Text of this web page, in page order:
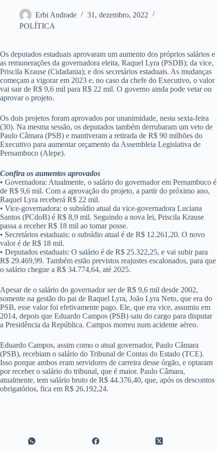
Erbi Andrade
31, dezembro, 2022
POLÍTICA
Os deputados estaduais aprovaram um aumento dos próprios salários e
as remunerações da governadora eleita, Raquel Lyra (PSDB); da vice,
Priscila Krause (Cidadania); e dos secretários estaduais. As mudanças
começam a vigorar em 2023 e, no caso da chefe do Executivo, o valor
vai sair de R$ 9,6 mil para R$ 22 mil. O governo ainda pode vetar ou
aprovar o projeto.
Os dois projetos foram aprovados por unanimidade, nesta sexta-feira
(30). Na mesma sessão, os deputados também derrubaram um veto de
Paulo Câmara (PSB) e mantiveram a retirada de R$ 90 milhões do
Executivo para aumentar orçamento da Assembleia Legislativa de
Pernambuco (Alepe).
Confira os aumentos aprovados
• Governadora: Atualmente, o salário do governador em Pernambuco é
de R$ 9,6 mil. Com a aprovação do projeto, a partir do próximo ano,
Raquel Lyra receberá R$ 22 mil.
• Vice-governadora: o subsídio atual da vice-governadora Luciana
Santos (PCdoB) é R$ 8,9 mil. Seguindo a nova lei, Priscila Krause
passa a receber R$ 18 mil ao tomar posse.
• Secretários estaduais: o subsídio atual é de R$ 12.261,20. O novo
valor é de R$ 18 mil.
• Deputados estaduais: O salário é de R$ 25.322,25, e vai subir para
R$ 29.469,99. Também estão previstos reajustes escalonados, para que
o salário chegue a R$ 34.774,64, até 2025.
Apesar de o salário do governador ser de R$ 9,6 mil desde 2002,
somente na gestão do pai de Raquel Lyra, João Lyra Neto, que era do
PSB, esse valor foi efetivamente pago. Ele, que era vice, assumiu em
2014, depois que Eduardo Campos (PSB) saiu do cargo para disputar
a Presidência da República. Campos morreu num acidente aéreo.
Eduardo Campos, assim como o atual governador, Paulo Câmara
(PSB), recebiam o salário do Tribunal de Contas do Estado (TCE).
Isso porque ambos eram servidores de carreira desse órgão, e optaram
por receber o salário do tribunal, que é maior. Paulo Câmara,
atualmente, tem salário bruto de R$ 44.376,40, que, após os descontos
obrigatórios, fica em R$ 26.192,24.